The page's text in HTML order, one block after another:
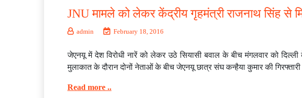
JNU मामले को लेकर केंद्रीय गृहमंत्री राजनाथ सिंह से
admin February 18, 2016
जेएनयू में देश विरोधी नारें को लेकर उठे सियासी बवाल के बीच मंगलवार को
मुलाकात के दौरान दोनों नेताओं के बीच जेएनयू छात्र संघ कन्हैया कुमार की गिरफ्तारी
Read more ..